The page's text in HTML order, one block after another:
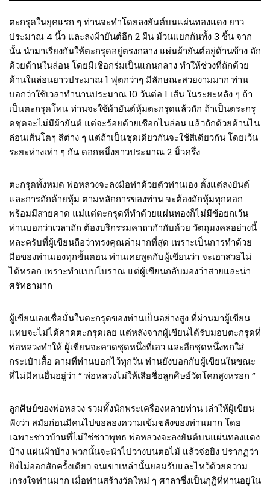
ตะกรุดในยุคแรก ๆ ท่านจะทำโดยลงยันต์บนแผ่นทองแดง ยาว
ประมาณ 4 นิ้ว และลงผ้ายันต์อีก 2 ผืน ม้วนแยกกันทั้ง 3 ชิ้น จาก
นั้น นำมาเรียงกันให้ตะกรุดอยู่ตรงกลาง แผ่นผ้ายันต์อยู่ด้านข้าง ถัก
ด้วยด้านในล่อน โดยมีเชือกร่มเป็นแกนกลาง ทำให้ช่วงที่ถักด้วย
ด้านในล่อนยาวประมาณ 1 ฟุตกว่าๆ มีลักษณะสวยงามมาก ท่าน
บอกว่าใช้เวลาทำนานประมาณ 10 วันต่อ 1 เส้น ในระยะหลัง ๆ ถ้า
เป็นตะกรุดโทน ท่านจะใช้ผ้ายันต์หุ้มตะกรุดแล้วถัก ถ้าเป็นตระกรุ
ดชุดจะไม่มีผ้ายันต์ แต่จะร้อยด้วยเชือกไนล่อน แล้วถักด้วยด้านไน
ล่อนเส้นโตๆ สีต่าง ๆ แต่ถ้าเป็นชุดเดียวกันจะใช้สีเดียวกัน โดยเว้น
ระยะห่างเท่า ๆ กัน ดอกหนึ่งยาวประมาณ 2 นิ้วครึ่ง
ตะกรุดทั้งหมด พ่อหลวงจะลงมือทำด้วยตัวท่านเอง ตั้งแต่ลงยันต์
และการถักด้ายหุ้ม ตามหลักการของท่าน จะต้องถักหุ้มทุกดอก
พร้อมมีสายคาด แม่แต่ตะกรุดที่ทำด้วยแผ่นทองก็ไม่มีข้อยกเว้น
ท่านบอกว่าเวลาถัก ต้องบริกรรมคาถากำกับด้วย วัตถุมงคลอย่างนี้
หละครับที่ผู้เขียนถือว่าทรงคุณค่ามากที่สุด เพราะเป็นการทำด้วย
มือของท่านเองทุกขั้นตอน ท่านเคยพูดกับผู้เขียนว่า จะเอาสวยไม่
ได้หรอก เพราะทำแบบโบราณ แต่ผู้เขียนกลับมองว่าสวยและน่า
ศรัทธามาก
ผู้เขียนเองเชื่อมั่นในตะกรุดของท่านเป็นอย่างสูง ที่ผ่านมาผู้เขียน
แทบจะไม่ได้คาดตะกรุดเลย แต่หลังจากผู้เขียนได้รับมอบตะกรุดที่
พ่อหลวงทำให้ ผู้เขียนจะคาดชุดหนึ่งที่เอว และอีกชุดหนึ่งพกใส่
กระเป๋าเสื้อ ตามที่ท่านบอกไว้ทุกวัน ท่านยังบอกกับผู้เขียนในขณะ
ที่ไม่มีคนอื่นอยู่ว่า ” พ่อหลวงไม่ให้เสียชื่อลูกศิษย์วัดโคกสูงหรอก “
ลูกศิษย์ของพ่อหลวง รวมทั้งนักพระเครื่องหลายท่าน เล่าให้ผู้เขียน
ฟังว่า สมัยก่อนมีคนไปขอลองความเข้มขลังของท่านมาก โดย
เฉพาะชาวบ้านที่ไม่ใช่ชาวพุทธ พ่อหลวงจะลงยันต์บนแผ่นทองแดง
บ้าง แผ่นผ้าบ้าง พวกนั้นจะนำไปวางบนตอไม้ แล้วจ่อยิง ปรากฏว่า
ยิงไม่ออกสักครั้งเดียว จนเขาเหล่านั้นยอมรับและไหว้ด้วยความ
เกรงใจท่านมาก เมื่อท่านสร้างวัดใหม่ ๆ ศาลาซึ่งเป็นกุฎิที่ท่านอยู่ใน